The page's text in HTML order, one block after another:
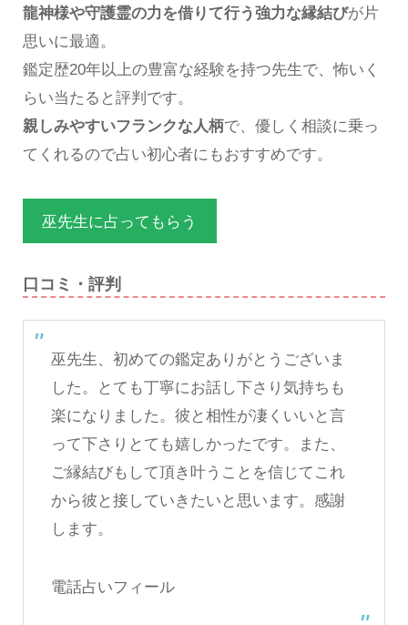
龍神様や守護霊の力を借りて行う強力な縁結びが片
思いに最適。
鑑定歴20年以上の豊富な経験を持つ先生で、怖いく
らい当たると評判です。
親しみやすいフランクな人柄で、優しく相談に乗っ
てくれるので占い初心者にもおすすめです。
巫先生に占ってもらう
口コミ・評判
巫先生、初めての鑑定ありがとうございま
した。とても丁寧にお話し下さり気持ちも
楽になりました。彼と相性が凄くいいと言
って下さりとても嬉しかったです。また、
ご縁結びもして頂き叶うことを信じてこれ
から彼と接していきたいと思います。感謝
します。
電話占いフィール